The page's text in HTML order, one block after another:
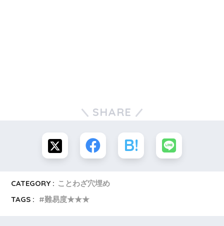
SHARE
CATEGORY : ことわざ穴埋め
TAGS :
難易度★★★